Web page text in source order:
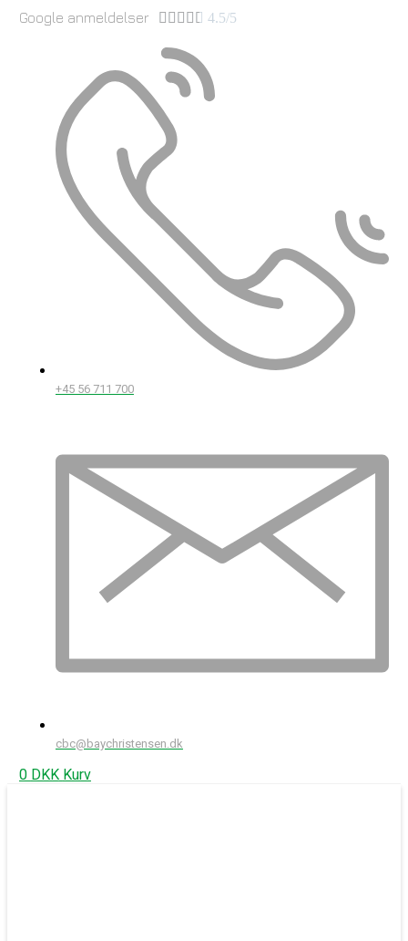
Google anmeldelser      4.5/5
+45 56 711 700
cbc@baychristensen.dk
0 DKK Kurv